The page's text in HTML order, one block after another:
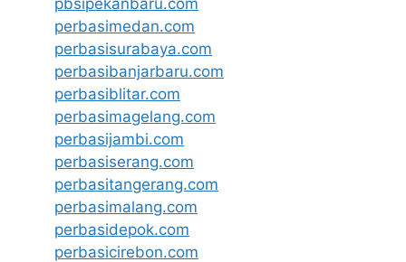
perbasimedan.com
perbasisurabaya.com
perbasibanjarbaru.com
perbasiblitar.com
perbasimagelang.com
perbasijambi.com
perbasiserang.com
perbasitangerang.com
perbasimalang.com
perbasidepok.com
perbasicirebon.com